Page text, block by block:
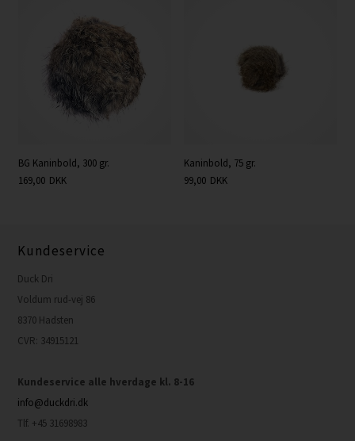
BG Kaninbold, 300 gr.
169,00 DKK
Kaninbold, 75 gr.
99,00 DKK
Kundeservice
Duck Dri
Voldum rud-vej 86
8370 Hadsten
CVR: 34915121
Kundeservice alle hverdage kl. 8-16
info@duckdri.dk
Tlf. +45 31698983